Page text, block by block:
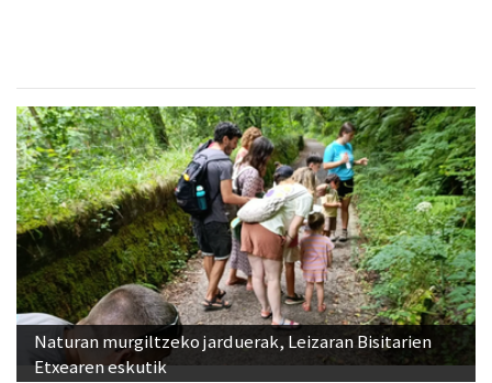
Naturan murgiltzeko jarduerak, Leizaran Bisitarien
Etxearen eskutik